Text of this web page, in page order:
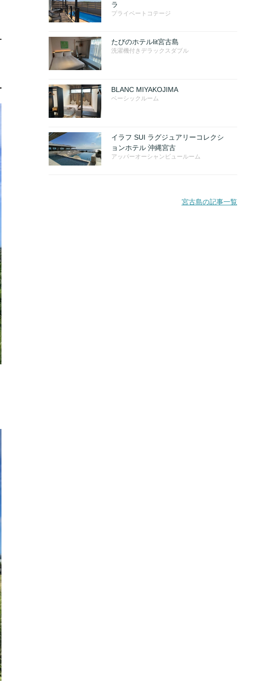
ラ
プライベートコテージ
たびのホテルlit宮古島
洗濯機付きデラックスダブル
BLANC MIYAKOJIMA
ベーシックルーム
イラフ SUI ラグジュアリーコレクシ
ョンホテル 沖縄宮古
アッパーオーシャンビュールーム
宮古島の記事一覧